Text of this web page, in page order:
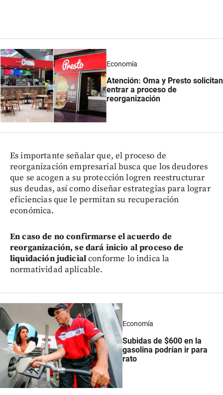
Economía
Atención: Oma y Presto solicitan
entrar a proceso de
reorganización
Es importante señalar que, el proceso de
reorganización empresarial busca que los deudores
que se acogen a su protección logren reestructurar
sus deudas, así como diseñar estrategias para lograr
eficiencias que le permitan su recuperación
económica.
En caso de no confirmarse el acuerdo de
reorganización, se dará inicio al proceso de
liquidación judicialconforme lo indica la
normatividad aplicable.
Economía
Subidas de $600 en la
gasolina podrían ir para
rato